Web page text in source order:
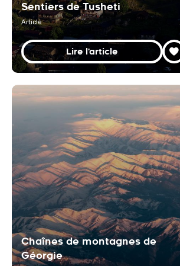
Sentiers de Tusheti
Article
Lire l'article
Chaînes de montagnes de
Géorgie